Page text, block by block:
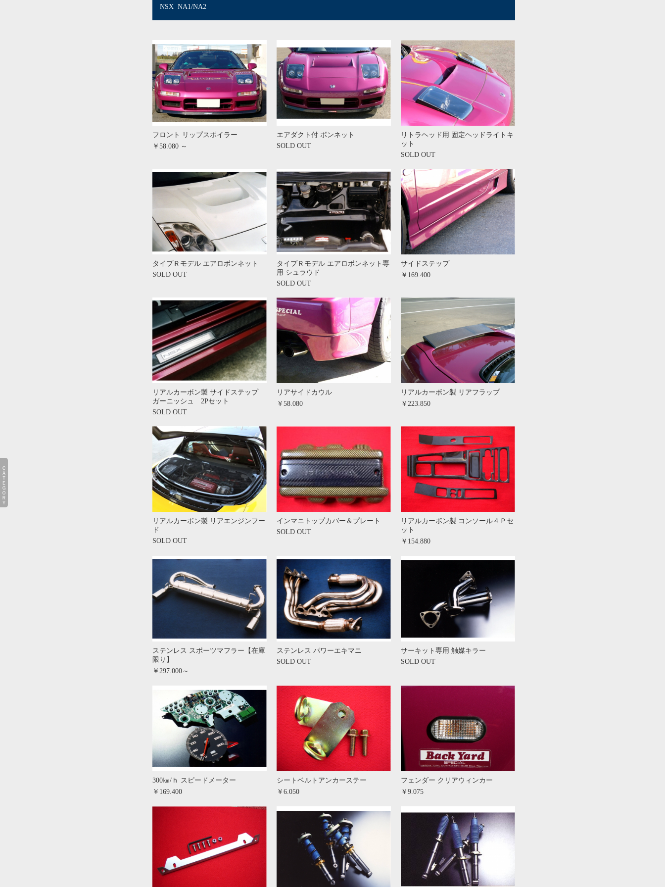
NSX NA1/NA2
フロント リップスポイラー
￥58.080 ～
エアダクト付 ボンネット
SOLD OUT
リトラヘッド用 固定ヘッドライトキ
ット
SOLD OUT
タイプＲモデル エアロボンネット
SOLD OUT
タイプＲモデル エアロボンネット専
用 シュラウド
SOLD OUT
サイドステップ
￥169.400
リアルカーボン製 サイドステップ
ガーニッシュ 2Pセット
SOLD OUT
リアサイドカウル
￥58.080
リアルカーボン製 リアフラップ
￥223.850
リアルカーボン製 リアエンジンフー
ド
SOLD OUT
インマニトップカバー＆プレート
SOLD OUT
リアルカーボン製 コンソール４Ｐセ
ット
￥154.880
ステンレス スポーツマフラー【在庫
限り】
￥297.000～
ステンレス パワーエキマニ
SOLD OUT
サーキット専用 触媒キラー
SOLD OUT
300㎞/ｈ スピードメーター
￥169.400
シートベルトアンカーステー
￥6.050
フェンダー クリアウィンカー
￥9.075
ＣＡＴＥＧＯＲＹ